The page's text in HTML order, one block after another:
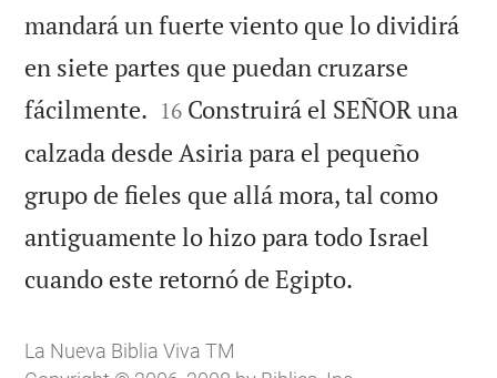
mandará un fuerte viento que lo dividirá
en siete partes que puedan cruzarse
fácilmente. 

16 Construirá el SEÑOR una
calzada desde Asiria para el pequeño
grupo de fieles que allá mora, tal como
antiguamente lo hizo para todo Israel
cuando este retornó de Egipto.
La Nueva Biblia Viva TM